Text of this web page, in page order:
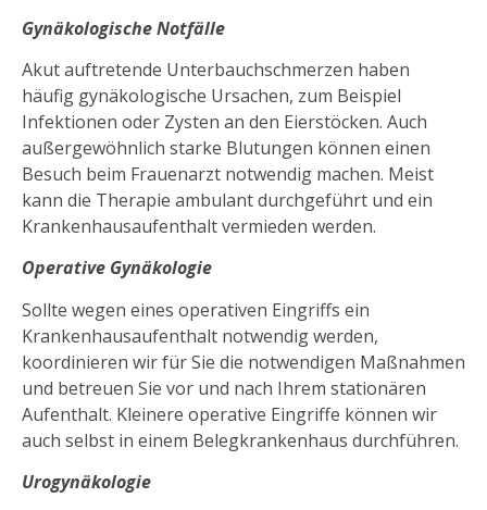
Gynäkologische Notfälle
Akut auftretende Unterbauchschmerzen haben
häufig gynäkologische Ursachen, zum Beispiel
Infektionen oder Zysten an den Eierstöcken. Auch
außergewöhnlich starke Blutungen können einen
Besuch beim Frauenarzt notwendig machen. Meist
kann die Therapie ambulant durchgeführt und ein
Krankenhausaufenthalt vermieden werden.
Operative Gynäkologie
Sollte wegen eines operativen Eingriffs ein
Krankenhausaufenthalt notwendig werden,
koordinieren wir für Sie die notwendigen Maßnahmen
und betreuen Sie vor und nach Ihrem stationären
Aufenthalt. Kleinere operative Eingriffe können wir
auch selbst in einem Belegkrankenhaus durchführen.
Urogynäkologie